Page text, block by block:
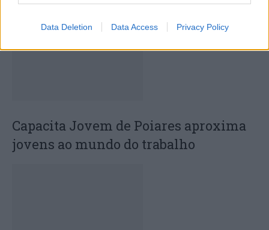
Data Deletion Data Access Privacy Policy
Capacita Jovem de Poiares aproxima
jovens ao mundo do trabalho